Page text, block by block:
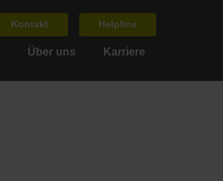
Kontakt Helpline
Über uns Karriere